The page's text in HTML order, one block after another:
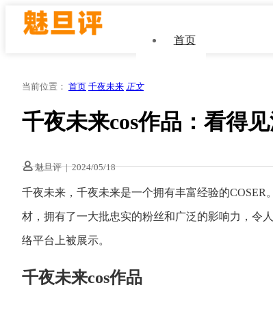
首页
当前位置： 首页 千夜未来 正文
千夜未来cos作品：看得
魅旦评 | 2024/05/18
千夜未来，千夜未来是一个拥有丰富经验的
材，拥有了一大批忠实的粉丝和广泛的影响力，令
络平台上被展示。
千夜未来cos作品